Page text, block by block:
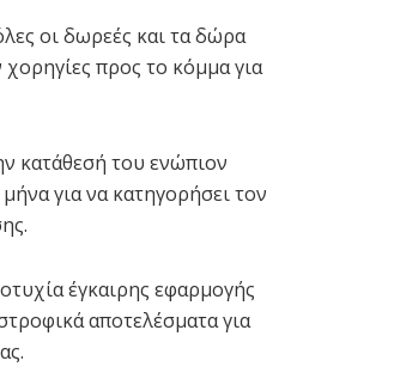
οι δωρεές και τα δώρα
προς το κόμμα για
κατάθεσή του ενώπιον
για να κατηγορήσει τον
έγκαιρης εφαρμογής
αποτελέσματα για